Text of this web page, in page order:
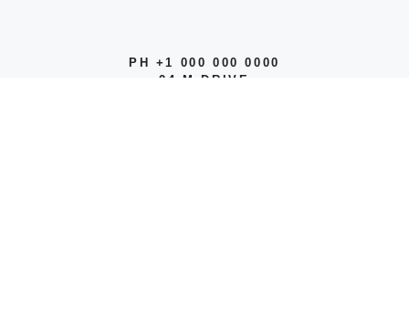
PH +1 000 000 0000
24 M DRIVE